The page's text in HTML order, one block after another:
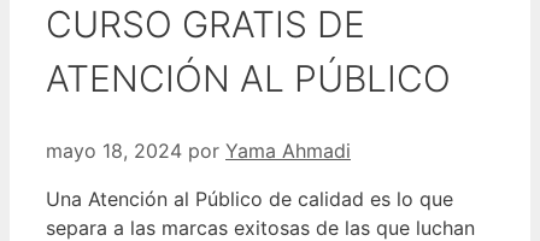
CURSO GRATIS DE
ATENCIÓN AL PÚBLICO
mayo 18, 2024 por Yama Ahmadi
Una Atención al Público de calidad es lo que
separa a las marcas exitosas de las que luchan